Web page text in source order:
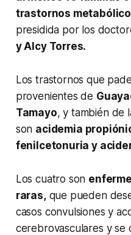
trastornos
presidida por los
y Alcy Torres.
Los trastornos que
provenientes de
Tamayo, y también de
son acidemia
fenilcetonuria y
Los cuatro son
raras,que pueden
casos convulsiones y
cerebrovasculares y se